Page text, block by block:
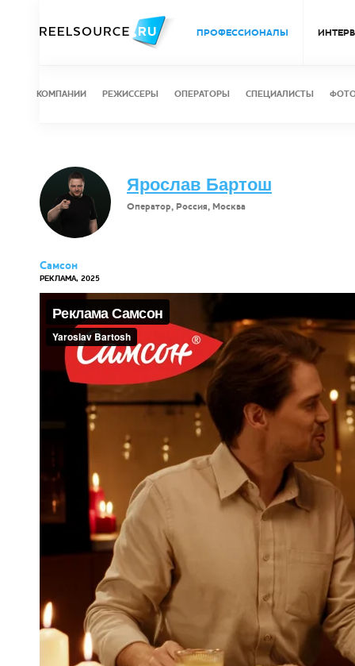
ПРОФЕССИОНАЛЫ
КОМПАНИИ РЕЖИССЕРЫ ОПЕРАТОРЫ СПЕЦИАЛИСТЫ
Ярослав Бартош
Оператор, Россия, Москва
Самсон
РЕКЛАМА, 2025